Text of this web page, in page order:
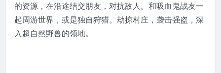
的资源，在沿途结交朋友，对抗敌人。和吸血鬼战友一
起周游世界，或是独自狩猎。劫掠村庄，袭击强盗，深
入超自然野兽的领地。